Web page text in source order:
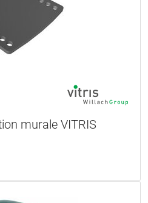
murale VITRIS